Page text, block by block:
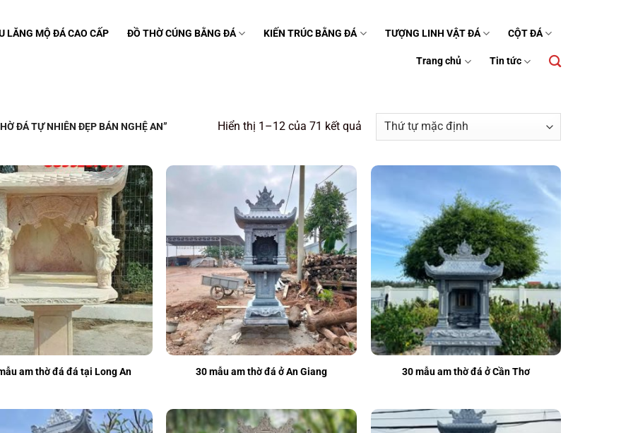
LĂNG MỘ ĐÁ CAO CẤP ĐỒ THỜ CÚNG BẰNG ĐÁ KIẾN TRÚC BẰNG ĐÁ TƯỢNG LINH VẬT ĐÁ CỘT ĐÁ
Trang chủ Tin tức
ĐÁ TỰ NHIÊN ĐẸP BÁN NGHỆ AN” Hiển thị 1–12 của 71 kết quả
am thờ đá đá tại Long An 30 mẫu am thờ đá ở An Giang 30 mẫu am thờ đá ở Cần Thơ